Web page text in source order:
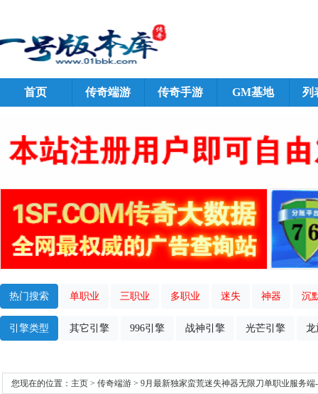
首页 传奇端游 传奇手游 GM基地 列
热门搜索 单职业 三职业 多职业 迷失 神器 沉
引擎类型 其它引擎 996引擎 战神引擎 光芒引擎 龙
您现在的位置： 主页 > 传奇端游 > 9月最新独家蛮荒迷失神器无限刀单职业服务